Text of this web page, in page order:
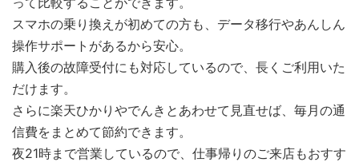
スマホの乗り換えが初めての方も、データ移行やあんしん
操作サポートがあるから安心。
購入後の故障受付にも対応しているので、長くご利用いた
だけます。
さらに楽天ひかりやでんきとあわせて見直せば、毎月の通
信費をまとめて節約できます。
夜21時まで営業しているので、仕事帰りのご来店もおすす